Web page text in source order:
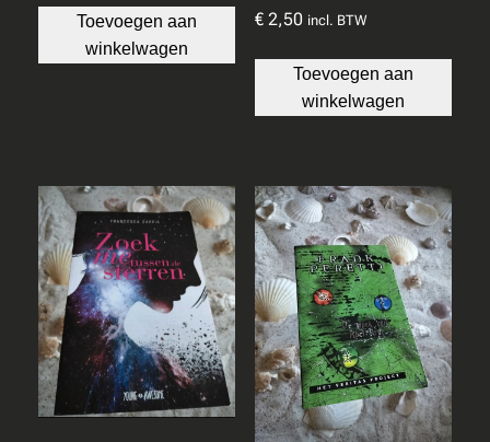
Toevoegen aan
winkelwagen
€ 2,50 incl. BTW
Toevoegen aan
winkelwagen